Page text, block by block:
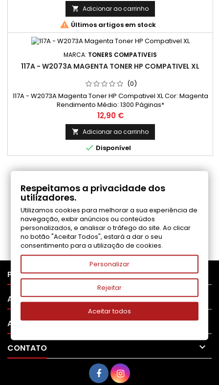
 Adicionar ao carrinho
 Últimos artigos em stock
MARCA: TONERS COMPATIVEIS
117A - W2073A MAGENTA TONER HP COMPATIVEL XL
(0)
117A - W2073A Magenta Toner HP Compativel XL Cor: Magenta
Rendimento Médio: 1300 Páginas*
Preço
12,90 €
 Adicionar ao carrinho
 Disponível
COMENTÁRIOS (0)
Seja o primeiro a fazer uma avaliação
PRODUTOS 
APOIO AO CLIENTE 
A SUA CONTA 
CONTATO 
Respeitamos a privacidade dos
utilizadores.
Utilizamos cookies para melhorar a sua experiência de
navegação, exibir anúncios ou conteúdos
personalizados, e analisar o tráfego do site. Ao clicar
no botão "Aceitar Todos", estará a dar o seu
consentimento para a utilização de cookies.
Personalizar
Rejeitar
Aceitar todos